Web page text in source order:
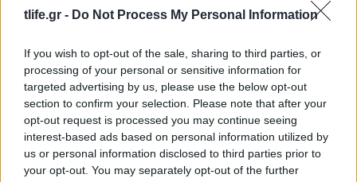
tlife.gr - Do Not Process My Personal Information
If you wish to opt-out of the sale, sharing to third parties, or
processing of your personal or sensitive information for
targeted advertising by us, please use the below opt-out
section to confirm your selection. Please note that after your
opt-out request is processed you may continue seeing
interest-based ads based on personal information utilized by
us or personal information disclosed to third parties prior to
your opt-out. You may separately opt-out of the further